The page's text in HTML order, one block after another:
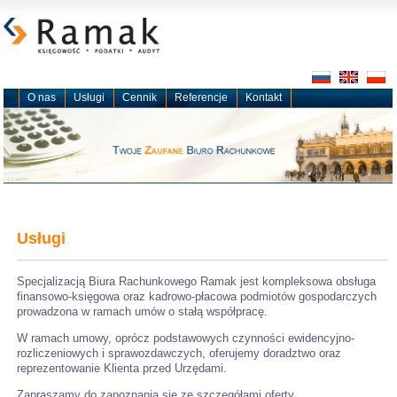
O nas Usługi Cennik Referencje Kontakt
Usługi
Specjalizacją Biura Rachunkowego Ramak jest kompleksowa obsługa
finansowo-księgowa oraz kadrowo-płacowa podmiotów gospodarczych
prowadzona w ramach umów o stałą współpracę.
W ramach umowy, oprócz podstawowych czynności ewidencyjno-
rozliczeniowych i sprawozdawczych, oferujemy doradztwo oraz
reprezentowanie Klienta przed Urzędami.